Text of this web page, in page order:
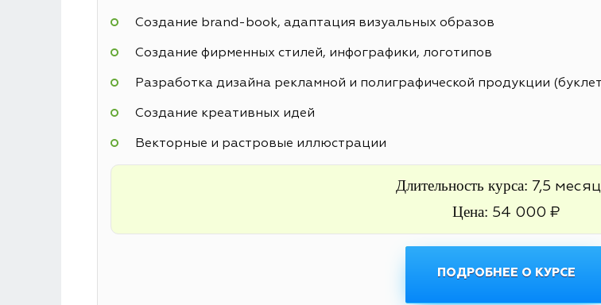
Создание brand-book, адаптация визуальных образов
Создание фирменных стилей, инфографики, логотипов
Разработка дизайна рекламной и полиграфической продукции
Создание креативных идей
Векторные и растровые иллюстрации
Длительность курса: 7,5
Цена: 54 000 ₽
ПОДРОБНЕЕ О КУРСЕ